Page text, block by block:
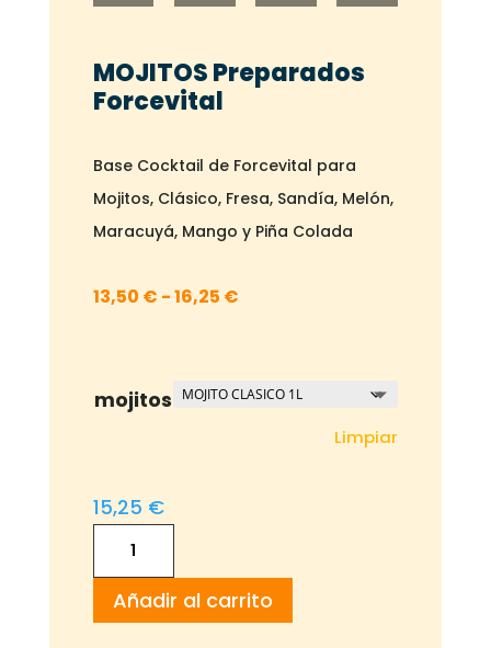
MOJITOS Preparados
Forcevital
Base Cocktail de Forcevital para
Mojitos, Clásico, Fresa, Sandía, Melón,
Maracuyá, Mango y Piña Colada
13,50 € -16,25 €Rango
desde
mojitos
Limpiar
15,25 €
MOJITOS
Preparados
Forcevital
Añadir al carrito